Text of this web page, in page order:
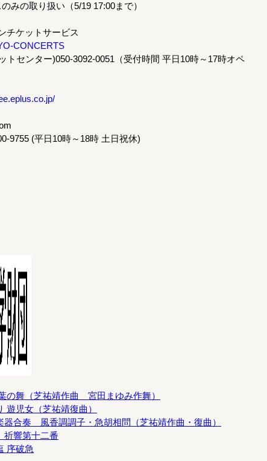
みの取り扱い（5/19 17:00まで）
チケットサービス
CONCERTS
トセンター)050-3092-0051（受付時間 平日10時～17時オペ
9755 (平日10時～18時 土日祝休)
舞（芝祐靖作曲 宮田まゆみ作舞）
児女（芝祐靖復曲）
合奏 風香調調子・急胡相問（芝祐靖作曲・復曲）
響第十二番
破急